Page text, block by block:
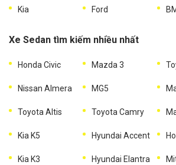
Kia Ford
Xe Sedan tìm kiếm nhiều nhất
Honda Civic Mazda 3
Nissan Almera MG5
Toyota Altis Toyota Camry
Kia K5 Hyundai Accent
Kia K3 Hyundai Elantra